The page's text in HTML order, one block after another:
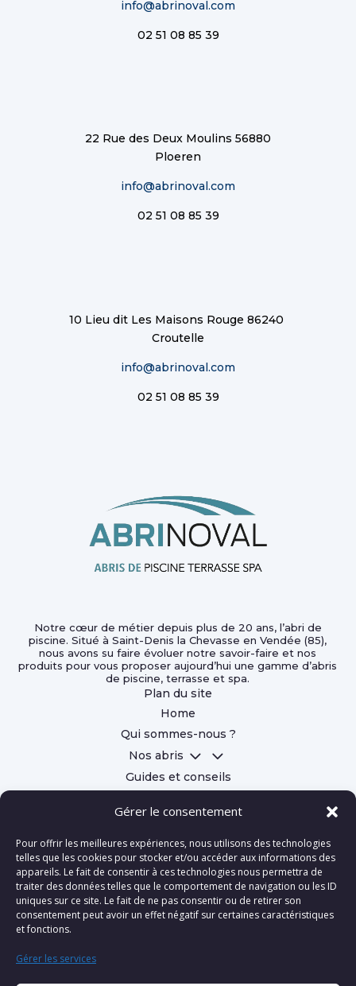
Gérer le consentement
Pour offrir les meilleures expériences, nous utilisons des technologies
telles que les cookies pour stocker et/ou accéder aux informations des
appareils. Le fait de consentir à ces technologies nous permettra de
traiter des données telles que le comportement de navigation ou les ID
uniques sur ce site. Le fait de ne pas consentir ou de retirer son
consentement peut avoir un effet négatif sur certaines caractéristiques
et fonctions.
Gérer les services
info@abrinoval.com
02 51 08 85 39
22 Rue des Deux Moulins 56880
Ploeren
info@abrinoval.com
02 51 08 85 39
10 Lieu dit Les Maisons Rouge 86240
Croutelle
info@abrinoval.com
02 51 08 85 39
Notre cœur de métier depuis plus de 20 ans, l’abri de
piscine. Situé à Saint-Denis la Chevasse en Vendée (85),
nous avons su faire évoluer notre savoir-faire et nos
produits pour vous proposer aujourd’hui une gamme d’abris
de piscine, terrasse et spa.
Plan du site
Home
Qui sommes-nous ?
Nos abris
3
Guides et conseils



Conditions générales de vente